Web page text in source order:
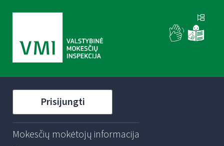
Prisijungti
Mokesčių mokėtojų informacija